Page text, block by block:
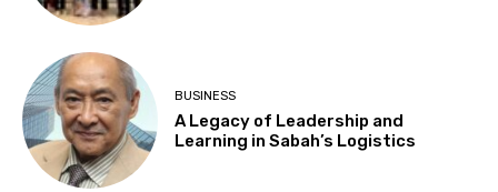
BUSINESS
A Legacy of Leadership and
Learning in Sabah’s Logistics